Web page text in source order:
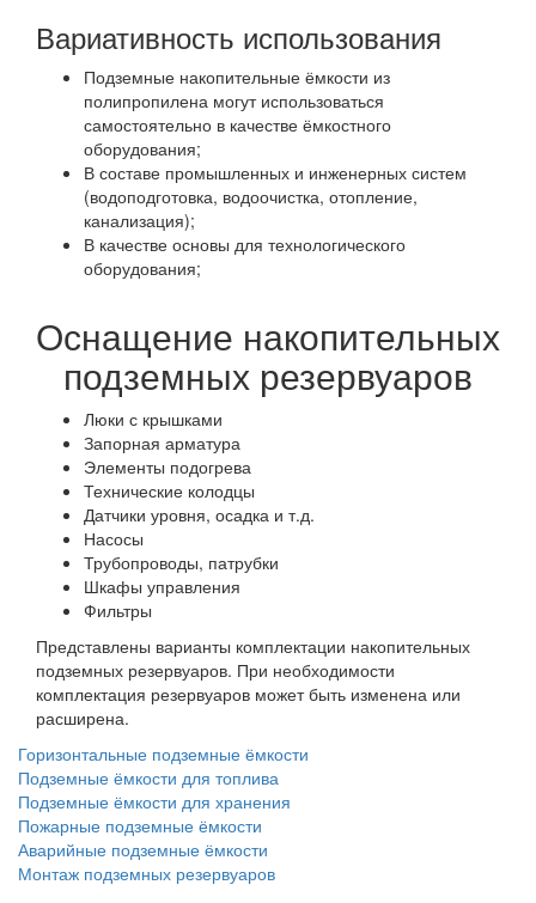
Вариативность использования
Подземные накопительные ёмкости из
полипропилена могут использоваться
самостоятельно в качестве ёмкостного
оборудования;
В составе промышленных и инженерных систем
(водоподготовка, водоочистка, отопление,
канализация);
В качестве основы для технологического
оборудования;
Оснащение накопительных
подземных резервуаров
Люки с крышками
Запорная арматура
Элементы подогрева
Технические колодцы
Датчики уровня, осадка и т.д.
Насосы
Трубопроводы, патрубки
Шкафы управления
Фильтры
Представлены варианты комплектации накопительных
подземных резервуаров. При необходимости
комплектация резервуаров может быть изменена или
расширена.
Горизонтальные подземные ёмкости
Подземные ёмкости для топлива
Подземные ёмкости для хранения
Пожарные подземные ёмкости
Аварийные подземные ёмкости
Монтаж подземных резервуаров